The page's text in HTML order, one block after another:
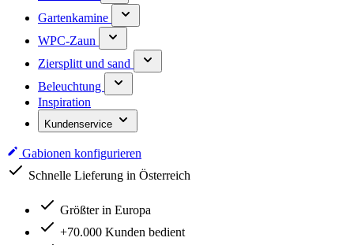
Gartenkamine
WPC-Zaun
Ziersplitt und sand
Beleuchtung
Inspiration
Kundenservice
Gabionen konfigurieren
Schnelle Lieferung in Österreich
Größter in Europa
+70.000 Kunden bedient